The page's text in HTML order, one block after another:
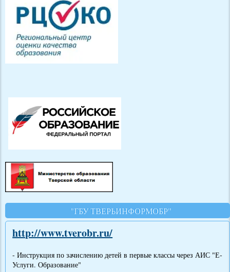
"ГБУ ТВЕРЬИНФОРМОБР"
http://www.tverobr.ru/
- Инструкция по зачислению детей в первые классы через АИС "Е-
Услуги. Образование"